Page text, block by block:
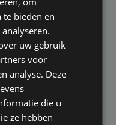
bieden en
uw gebruik
voor
analyse. Deze
die u
ze hebben